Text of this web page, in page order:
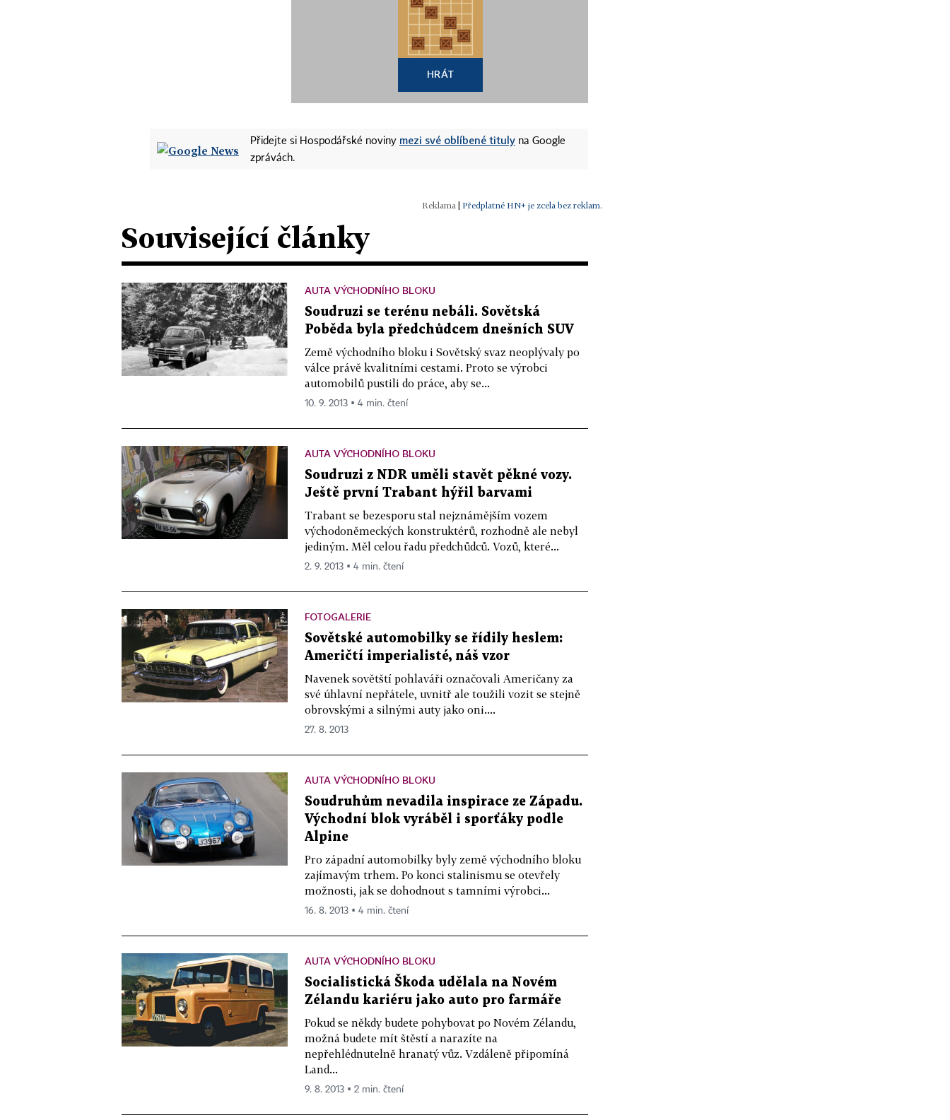
HRÁT
Přidejte si Hospodářské noviny mezi své oblíbené tituly na Google
zprávách.
| Předplatné HN+ je zcela bez reklam.
Související články
AUTA VÝCHODNÍHO BLOKU
Soudruzi se terénu nebáli. Sovětská
Poběda byla předchůdcem dnešních SUV
Země východního bloku i Sovětský svaz neoplývaly po
válce právě kvalitními cestami. Proto se výrobci
automobilů pustili do práce, aby se...
10. 9. 2013 ▪ 4 min. čtení
AUTA VÝCHODNÍHO BLOKU
Soudruzi z NDR uměli stavět pěkné vozy.
Ještě první Trabant hýřil barvami
Trabant se bezesporu stal nejznámějším vozem
východoněmeckých konstruktérů, rozhodně ale nebyl
jediným. Měl celou řadu předchůdců. Vozů, které...
2. 9. 2013 ▪ 4 min. čtení
FOTOGALERIE
Sovětské automobilky se řídily heslem:
Američtí imperialisté, náš vzor
Navenek sovětští pohlaváři označovali Američany za
své úhlavní nepřátele, uvnitř ale toužili vozit se stejně
obrovskými a silnými auty jako oni....
27. 8. 2013
AUTA VÝCHODNÍHO BLOKU
Soudruhům nevadila inspirace ze Západu.
Východní blok vyráběl i sporťáky podle
Alpine
Pro západní automobilky byly země východního bloku
zajímavým trhem. Po konci stalinismu se otevřely
možnosti, jak se dohodnout s tamními výrobci...
16. 8. 2013 ▪ 4 min. čtení
AUTA VÝCHODNÍHO BLOKU
Socialistická Škoda udělala na Novém
Zélandu kariéru jako auto pro farmáře
Pokud se někdy budete pohybovat po Novém Zélandu,
možná budete mít štěstí a narazíte na
nepřehlédnutelně hranatý vůz. Vzdáleně připomíná
Land...
9. 8. 2013 ▪ 2 min. čtení